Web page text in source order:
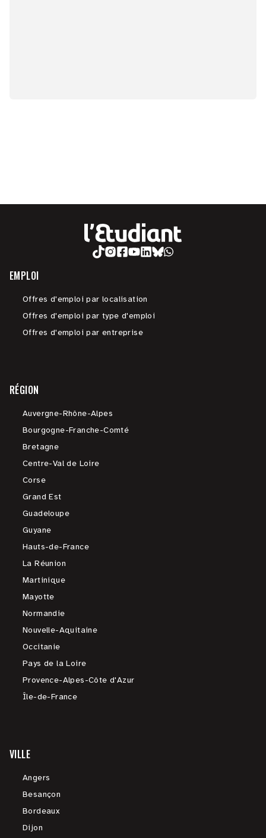
EMPLOI
Offres d'emploi par localisation
Offres d'emploi par type d'emploi
Offres d'emploi par entreprise
RÉGION
Auvergne-Rhône-Alpes
Bourgogne-Franche-Comté
Bretagne
Centre-Val de Loire
Corse
Grand Est
Guadeloupe
Guyane
Hauts-de-France
La Réunion
Martinique
Mayotte
Normandie
Nouvelle-Aquitaine
Occitanie
Pays de la Loire
Provence-Alpes-Côte d'Azur
Île-de-France
VILLE
Angers
Besançon
Bordeaux
Dijon